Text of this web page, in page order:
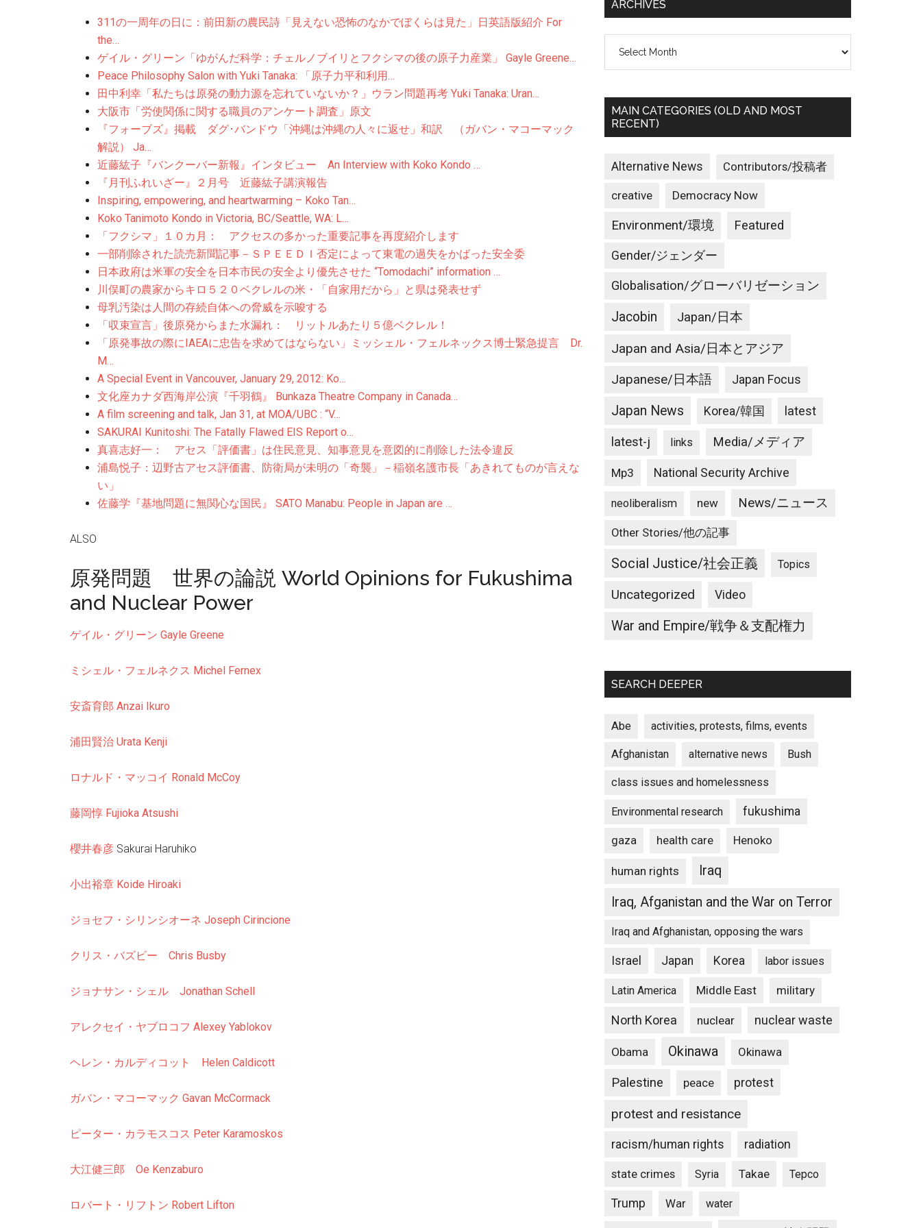
311の一周年の日に：前田新の農民詩「見えない恐怖のなかでぼくらは見た」日英語版紹介 For
the…
ゲイル・グリーン「ゆがんだ科学：チェルノブイリとフクシマの後の原子力産業」 Gayle Greene…
Peace Philosophy Salon with Yuki Tanaka: 「原子力平和利用…
田中利幸「私たちは原発の動力源を忘れていないか？」ウラン問題再考 Yuki Tanaka: Uran…
大阪市「労使関係に関する職員のアンケート調査」原文
『フォーブズ』掲載 ダグ･バンドウ「沖縄は沖縄の人々に返せ」和訳 （ガバン・マコーマック
解説） Ja…
近藤紘子『バンクーバー新報』インタビュー An Interview with Koko Kondo …
『月刊ふれいざー』２月号 近藤紘子講演報告
Inspiring, empowering, and heartwarming – Koko Tan…
Koko Tanimoto Kondo in Victoria, BC/Seattle, WA: L…
「フクシマ」１０カ月： アクセスの多かった重要記事を再度紹介します
一部削除された読売新聞記事－ＳＰＥＥＤＩ否定によって東電の過失をかばった安全委
日本政府は米軍の安全を日本市民の安全より優先させた “Tomodachi” information …
川俣町の農家からキロ５２０ベクレルの米・「自家用だから」と県は発表せず
母乳汚染は人間の存続自体への脅威を示唆する
「収束宣言」後原発からまた水漏れ： リットルあたり５億ベクレル！
「原発事故の際にIAEAに忠告を求めてはならない」ミッシェル・フェルネックス博士緊急提言 Dr.
M…
A Special Event in Vancouver, January 29, 2012: Ko…
文化座カナダ西海岸公演『千羽鶴』 Bunkaza Theatre Company in Canada…
A film screening and talk, Jan 31, at MOA/UBC : “V…
SAKURAI Kunitoshi: The Fatally Flawed EIS Report o…
真喜志好一： アセス「評価書」は住民意見、知事意見を意図的に削除した法令違反
浦島悦子：辺野古アセス評価書、防衛局が未明の「奇襲」－稲嶺名護市長「あきれてものが言えな
い」
佐藤学『基地問題に無関心な国民』 SATO Manabu: People in Japan are …
ALSO
原発問題 世界の論説 World Opinions for Fukushima
and Nuclear Power
ゲイル・グリーン Gayle Greene
ミシェル・フェルネクス Michel Fernex
安斎育郎 Anzai Ikuro
浦田賢治 Urata Kenji
ロナルド・マッコイ Ronald McCoy
藤岡惇 Fujioka Atsushi
櫻井春彦 Sakurai Haruhiko
小出裕章 Koide Hiroaki
ジョセフ・シリンシオーネ Joseph Cirincione
クリス・バズビー Chris Busby
ジョナサン・シェル Jonathan Schell
アレクセイ・ヤブロコフ Alexey Yablokov
ヘレン・カルディコット Helen Caldicott
ガバン・マコーマック Gavan McCormack
ピーター・カラモスコス Peter Karamoskos
大江健三郎 Oe Kenzaburo
ロバート・リフトン Robert Lifton
ARCHIVES
MAIN CATEGORIES (OLD AND MOST
RECENT)
Alternative News Contributors/投稿者
creative Democracy Now
Environment/環境 Featured
Gender/ジェンダー
Globalisation/グローバリゼーション
Jacobin Japan/日本
Japan and Asia/日本とアジア
Japanese/日本語 Japan Focus
Japan News Korea/韓国 latest
latest-j links Media/メディア
Mp3 National Security Archive
neoliberalism new News/ニュース
Other Stories/他の記事
Social Justice/社会正義 Topics
Uncategorized Video
War and Empire/戦争＆支配権力
SEARCH DEEPER
Abe activities, protests, films, events
Afghanistan alternative news Bush
class issues and homelessness
Environmental research fukushima
gaza health care Henoko
human rights
Iraq
Iraq, Afganistan and the War on Terror
Iraq and Afghanistan, opposing the wars
Israel Japan Korea labor issues
Latin America Middle East military
North Korea nuclear nuclear waste
Obama Okinawa Okinawa
Palestine peace protest
protest and resistance
racism/human rights radiation
state crimes Syria Takae Tepco
Trump War water